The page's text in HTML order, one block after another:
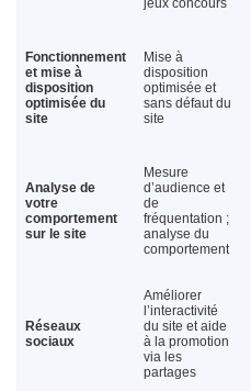
jeux concours
Fonctionnement
et mise à
disposition
optimisée du
site
Mise à
disposition
optimisée et
sans défaut du
site
Analyse de
votre
comportement
sur le site
Mesure
d’audience et
de
fréquentation ;
analyse du
comportement
Réseaux
sociaux
Améliorer
l’interactivité
du site et aide
à la promotion
via les
partages